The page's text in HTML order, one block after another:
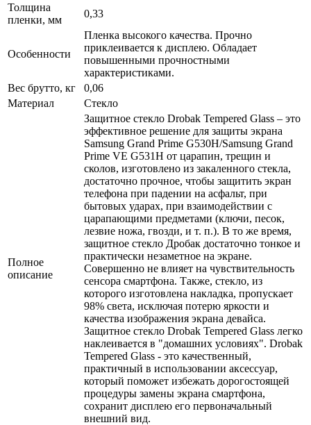
Толщина
пленки, мм
0,33
Особенности
Пленка высокого качества. Прочно
приклеивается к дисплею. Обладает
повышенными прочностными
характеристиками.
Вес брутто, кг
0,06
Материал
Стекло
Полное
описание
Защитное стекло Drobak Tempered Glass – это
эффективное решение для защиты экрана
Samsung Grand Prime G530H/Samsung Grand
Prime VE G531H от царапин, трещин и
сколов, изготовлено из закаленного стекла,
достаточно прочное, чтобы защитить экран
телефона при падении на асфальт, при
бытовых ударах, при взаимодействии с
царапающими предметами (ключи, песок,
лезвие ножа, гвозди, и т. п.). В то же время,
защитное стекло Дробак достаточно тонкое и
практически незаметное на экране.
Совершенно не влияет на чувствительность
сенсора смартфона. Также, стекло, из
которого изготовлена накладка, пропускает
98% света, исключая потерю яркости и
качества изображения экрана девайса.
Защитное стекло Drobak Tempered Glass легко
наклеивается в "домашних условиях". Drobak
Tempered Glass - это качественный,
практичный в использовании аксессуар,
который поможет избежать дорогостоящей
процедуры замены экрана смартфона,
сохранит дисплею его первоначальный
внешний вид.